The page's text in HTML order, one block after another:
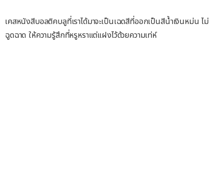
เคสหนังสีบอลติคบลูที่เราได้มาจะเป็นเฉดสีที่ออกเป็นสีน้ำเงินหม่น ไม่
ฉูดฉาด ให้ความรู้สึกที่หรูหราแต่แฝงไว้ด้วยความเท่ห์